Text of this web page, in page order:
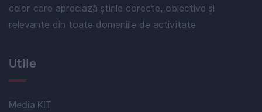
celor care apreciază știrile corecte, obiective și
relevante din toate domeniile de activitate
Utile
Media KIT